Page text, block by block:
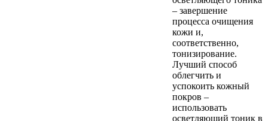
– завершение
процесса очищения
кожи и,
соответственно,
тонизирование.
Лучший способ
облегчить и
успокоить кожный
покров –
использовать
осветляющий тоник в